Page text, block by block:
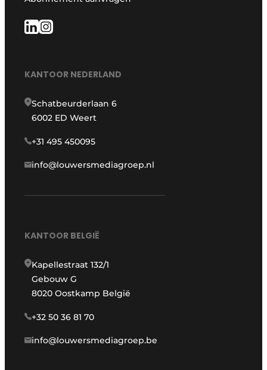
KANTOOR NEDERLAND
Schatbeurderlaan 6
6002 ED Weert
+31 495 450095
info@louwersmediagroep.nl
KANTOOR BELGIË
Kapellestraat 132/1
Gebouw G
8020 Oostkamp België
+32 50 36 81 70
info@louwersmediagroep.be